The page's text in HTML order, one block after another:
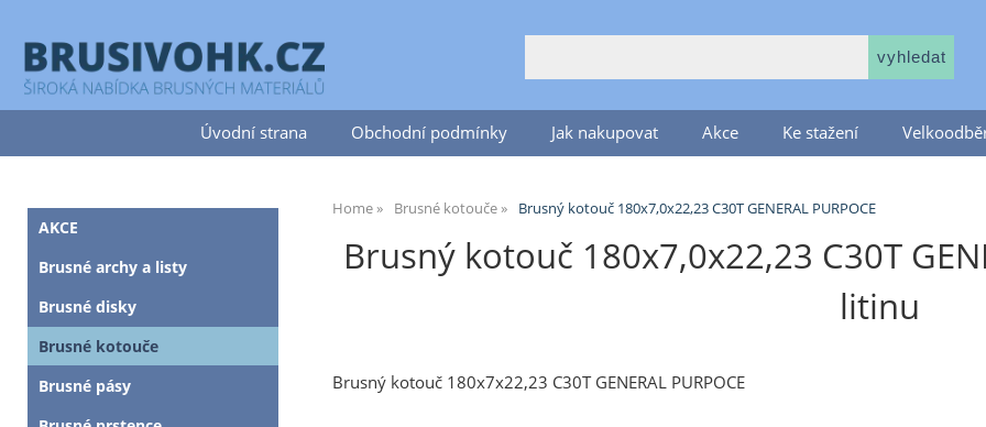
Úvodní strana Obchodní podmínky Jak nakupovat Akce Ke stažení
Home Brusné kotouče Brusný kotouč 180x7,0x22,23 C30T GENERAL PURPOCE
Brusný kotouč 180x7,0x22,23 C30T
litinu
Brusný kotouč 180x7x22,23 C30T GENERAL PURPOCE
AKCE
Brusné archy a listy
Brusné disky
Brusné kotouče
Brusné pásy